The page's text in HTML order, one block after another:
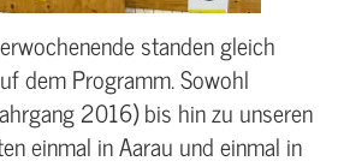
standen gleich
dem Programm. Sowohl
2016) bis hin zu unseren
einmal in Aarau und einmal in